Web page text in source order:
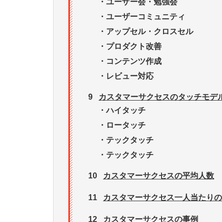
・ ユーザー会・勉強会
・ ユーザーコミュニティ
・ アップセル・クロスセル
・ プロダクト改善
・ コンテンツ作成
・ レビュー対応
9
カスタマーサクセスのタッチモデ
・ハイタッチ
・ ロータッチ
・ テックタッチ
・ テックタッチ
10 カスタマーサクセスの平均人数
11 カスタマーサクセス一人当たり
12
カスタマーサクセスの事例